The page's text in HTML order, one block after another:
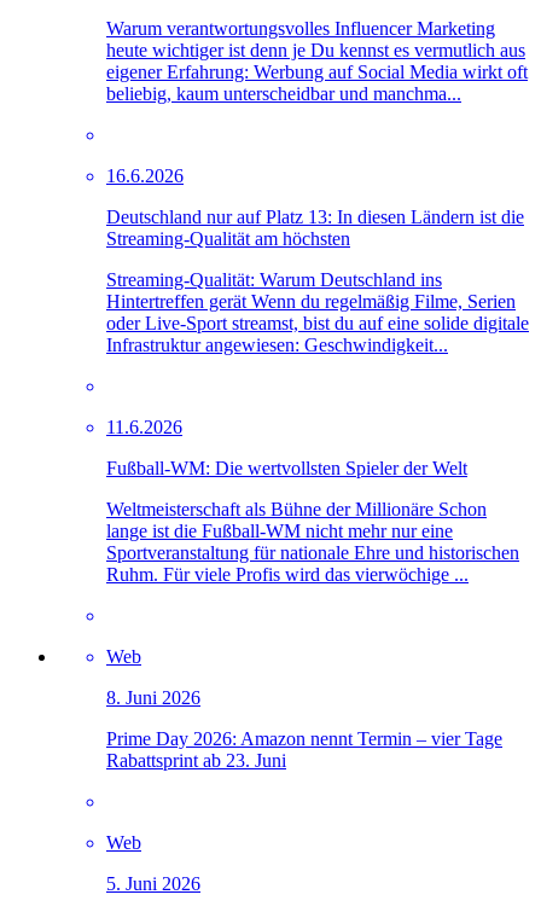
Warum verantwortungsvolles Influencer Marketing
heute wichtiger ist denn je Du kennst es vermutlich aus
eigener Erfahrung: Werbung auf Social Media wirkt oft
beliebig, kaum unterscheidbar und manchma...
16.6.2026
Deutschland nur auf Platz 13: In diesen Ländern ist die
Streaming-Qualität am höchsten
Streaming-Qualität: Warum Deutschland ins
Hintertreffen gerät Wenn du regelmäßig Filme, Serien
oder Live-Sport streamst, bist du auf eine solide digitale
Infrastruktur angewiesen: Geschwindigkeit...
11.6.2026
Fußball-WM: Die wertvollsten Spieler der Welt
Weltmeisterschaft als Bühne der Millionäre Schon
lange ist die Fußball-WM nicht mehr nur eine
Sportveranstaltung für nationale Ehre und historischen
Ruhm. Für viele Profis wird das vierwöchige ...
Web
8. Juni 2026
Prime Day 2026: Amazon nennt Termin – vier Tage
Rabattsprint ab 23. Juni
Web
5. Juni 2026